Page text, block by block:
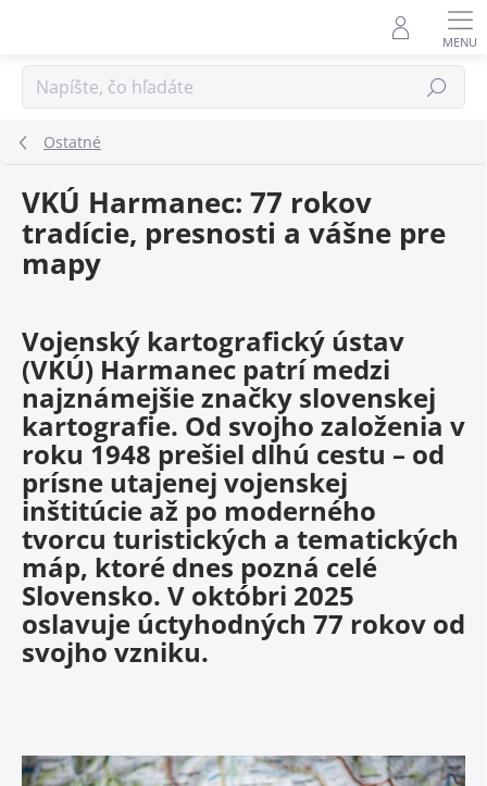
Hľadať
Ostatné
VKÚ Harmanec: 77 rokov
tradície, presnosti a vášne pre
mapy
Vojenský kartografický ústav
(VKÚ) Harmanec patrí medzi
najznámejšie značky slovenskej
kartografie. Od svojho založenia v
roku 1948 prešiel dlhú cestu – od
prísne utajenej vojenskej
inštitúcie až po moderného
tvorcu turistických a tematických
máp, ktoré dnes pozná celé
Slovensko. V októbri 2025
oslavuje úctyhodných 77 rokov od
svojho vzniku.